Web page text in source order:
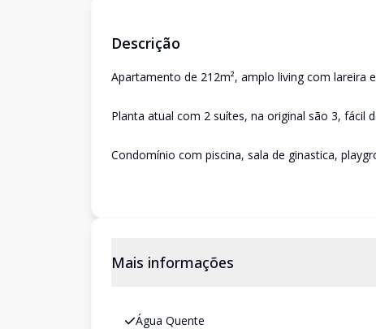
Descrição
Apartamento de 212m², amplo living com lareira
Planta atual com 2 suítes, na original são 3, fácil
Condomínio com piscina, sala de ginastica,
Mais informações
Água Quente